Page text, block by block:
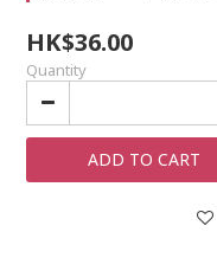
HK$36.00
Quantity
ADD TO CART